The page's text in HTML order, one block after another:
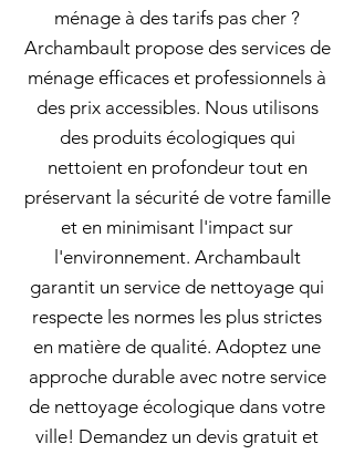
ménage à des tarifs pas cher ?
Archambault propose des services de
ménage efficaces et professionnels à
des prix accessibles. Nous utilisons
des produits écologiques qui
nettoient en profondeur tout en
préservant la sécurité de votre famille
et en minimisant l'impact sur
l'environnement. Archambault
garantit un service de nettoyage qui
respecte les normes les plus strictes
en matière de qualité. Adoptez une
approche durable avec notre service
de nettoyage écologique dans votre
ville! Demandez un devis gratuit et